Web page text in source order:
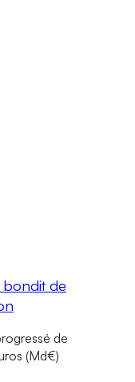
bondit de
de
(Md€)